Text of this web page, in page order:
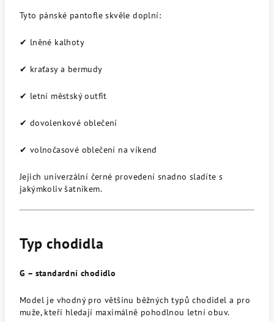
Tyto pánské pantofle skvěle doplní:
✔ lněné kalhoty
✔ kraťasy a bermudy
✔ letní městský outfit
✔ dovolenkové oblečení
✔ volnočasové oblečení na víkend
Jejich univerzální černé provedení snadno sladíte s
jakýmkoliv šatníkem.
Typ chodidla
G – standardní chodidlo
Model je vhodný pro většinu běžných typů chodidel a pro
muže, kteří hledají maximálně pohodlnou letní obuv.